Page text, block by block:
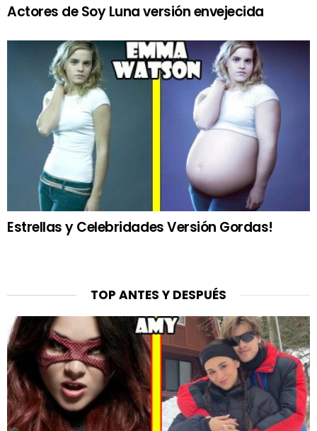
Actores de Soy Luna versión envejecida
Estrellas y Celebridades Versión Gordas!
TOP ANTES Y DESPUÉS